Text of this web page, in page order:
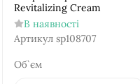
Revitalizing Cream
В наявності
Артикул sp108707
Об`єм